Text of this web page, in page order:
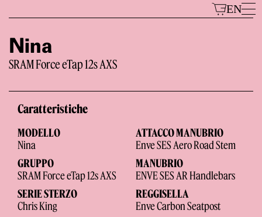
EN
Modelli
Il Marchio
Nina
SRAM Force eTap 12s AXS
Caratteristiche
MODELLO
Nina
GRUPPO
SRAM Force eTap 12s AXS
SERIE STERZO
Chris King
ATTACCO MANUBRIO
Enve SES Aero Road Stem
MANUBRIO
ENVE SES AR Handlebars
REGGISELLA
Enve Carbon Seatpost